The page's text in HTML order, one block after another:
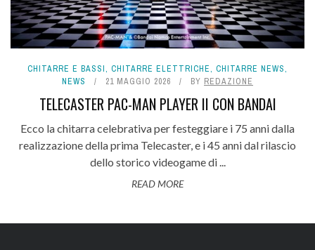
CHITARRE E BASSI, CHITARRE ELETTRICHE, CHITARRE NEWS,
NEWS
21 MAGGIO 2026 BY REDAZIONE
TELECASTER PAC-MAN PLAYER II CON BANDAI
Ecco la chitarra celebrativa per festeggiare i 75 anni dalla
realizzazione della prima Telecaster, e i 45 anni dal rilascio
dello storico videogame di ...
READ MORE